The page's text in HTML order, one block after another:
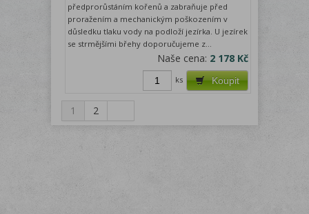
předprorůstáním kořenů a zabraňuje před
proražením a mechanickým poškozením v
důsledku tlaku vody na podloží jezírka. U jezírek
se strmějšími břehy doporučujeme z...
Naše cena: 2 178 Kč
Koupit
ks
1 2